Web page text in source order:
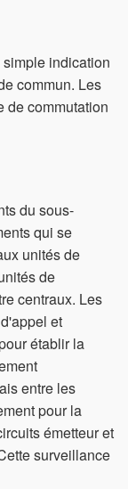
indication
commun. Les
de commutation
du sous-
qui se
unités de
de
centraux. Les
et
établir la
entre les
pour la
émetteur et
surveillance